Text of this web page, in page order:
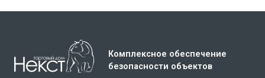
Комплексное обеспечение
безопасности объектов